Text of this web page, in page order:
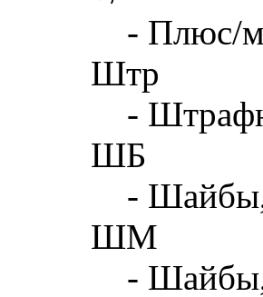
- Плюс/
Штр
-
ШБ
- Шайбы,
ШМ
- Шайбы,